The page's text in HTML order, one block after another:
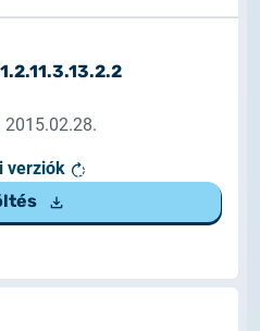
2015.02.28.
verziók